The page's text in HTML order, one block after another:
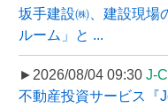
坂手建設㈱、建設現場
ルーム」と ...
►2026/08/04 09:30 J-
不動産投資サービス『